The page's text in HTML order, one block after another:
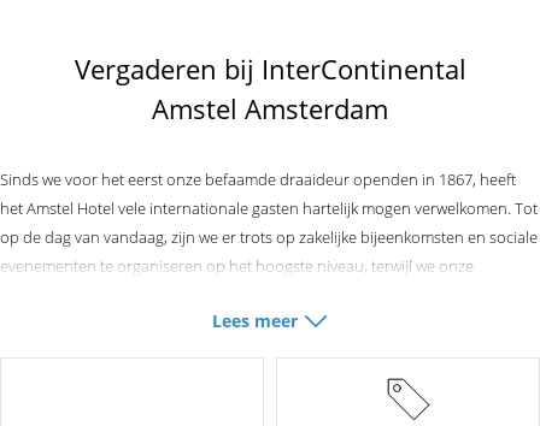
Vergaderen bij InterContinental
Amstel Amsterdam
Sinds we voor het eerst onze befaamde draaideur openden in 1867, heeft
het Amstel Hotel vele internationale gasten hartelijk mogen verwelkomen. Tot
op de dag van vandaag, zijn we er trots op zakelijke bijeenkomsten en sociale
evenementen te organiseren op het hoogste niveau, terwijl we onze
dromen uitkomen tijdens de meest bijzondere dag van uw leven.
Hotel biedt een breed scala aan event mogelijkheden. De zeven elegante en
lichte evenementenruimtes, allemaal gesitueerd op de begane grond, zijn
perfect geschikt voor zowel zakelijke doeleinden als privé aangelegenheden.
Lees meer